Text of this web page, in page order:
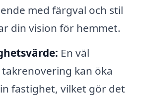
med färgval och stil
din vision för hemmet.
En väl
kan öka
fastighet, vilket gör det